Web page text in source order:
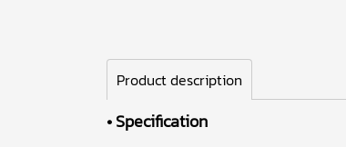
Product description
• Specification